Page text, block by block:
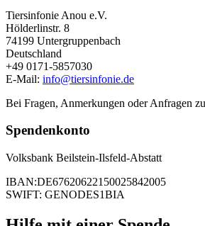
Tiersinfonie Anou e.V.
Hölderlinstr. 8
74199 Untergruppenbach
Deutschland
+49 0171-5857030
E-Mail: info@tiersinfonie.de
Bei Fragen, Anmerkungen oder Anfragen
Spendenkonto
Volksbank Beilstein-Ilsfeld-Abstatt
IBAN:DE67620622150025842005
SWIFT: GENODES1BIA